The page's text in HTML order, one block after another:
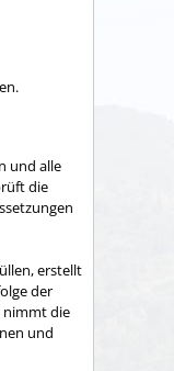
und alle
die
erstellt
der
nimmt die
und